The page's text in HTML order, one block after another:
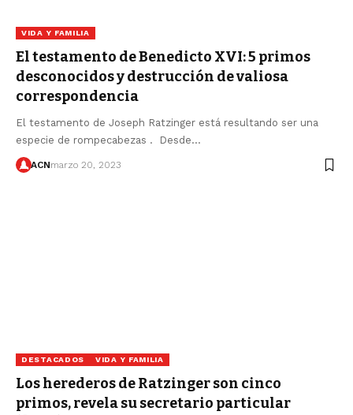
VIDA Y FAMILIA
El testamento de Benedicto XVI: 5 primos
desconocidos y destrucción de valiosa
correspondencia
El testamento de Joseph Ratzinger está resultando ser una
especie de rompecabezas . Desde…
ACNmarzo 20, 2023
DESTACADOS VIDA Y FAMILIA
Los herederos de Ratzinger son cinco
primos, revela su secretario particular